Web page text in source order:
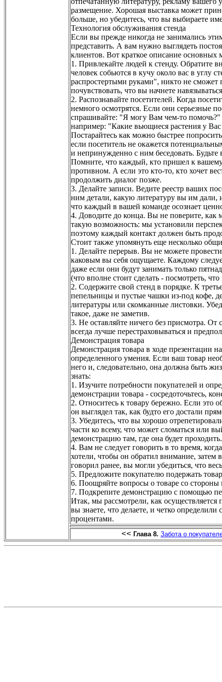
размещение. Хорошая выставка может
больше, но убедитесь, что вы выбираете
Технология обслуживания стенда
Если вы прежде никогда не занимались
представить. А вам нужно выглядеть
клиентов. Вот краткое описание основных
1. Привлекайте людей к стенду. Обратите
человек собьются в кучу около вас в углу
распростертыми руками", никто не сможет
почувствовать, что вы начнете
2. Распознавайте посетителей. Когда
немного осмотрятся. Если они серьезные
спрашивайте: "Я могу Вам чем-то помочь?"
например: "Какие вьющиеся растения у
Постарайтесь как можно быстрее
если посетитель не окажется
и непринужденно с ним беседовать.
Помните, что каждый, кто пришел к
противном. А если это кто-то, кто хочет
продолжить диалог позже.
3. Делайте записи. Ведите реестр ваших
ним детали, какую литературу вы им
что каждый в вашей команде осознает
4. Доводите до конца. Вы не поверите, как
такую возможность: мы установили
поэтому каждый контакт должен быть
Стоит также упомянуть еще несколько
1. Делайте перерыв. Вы не можете
каковым вы себя ощущаете. Каждому
даже если они будут занимать только
(что вполне стоит сделать - посмотреть,
2. Содержите свой стенд в порядке. К
пепельницы и пустые чашки из-под кофе,
литературы или скомканные листовки.
такое, даже не заметив.
3. Не оставляйте ничего без присмотра. От
всегда лучше перестраховываться и
Демонстрация товара
Демонстрация товара в ходе презентации
определенного умения. Если ваш товар
него и, следовательно, она должна быть
знать:
1. Изучите потребности покупателей и
демонстрации товара - сосредоточьтесь,
2. Относитесь к товару бережно. Если это
он выглядел так, как будто его достали
3. Убедитесь, что вы хорошо
части ко всему, что может сломаться или
демонстрацию там, где она будет проходить.
4. Вам не следует говорить в то время,
хотели, чтобы он обратил внимание,
говорил ранее, вы могли убедиться, что
5. Предложите покупателю подержать
6. Поощряйте вопросы о товаре со стороны
7. Подкрепите демонстрацию с помощью
Итак, мы рассмотрели, как
вы знаете, что делаете, и четко
процентами.
<< Глава 8. Забота о